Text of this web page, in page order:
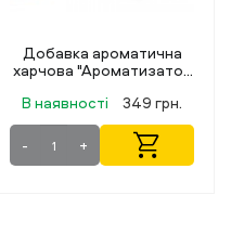
Добавка ароматична
харчова "Ароматизатор
Peppermint 12мл"
В наявності 349 грн.
- +